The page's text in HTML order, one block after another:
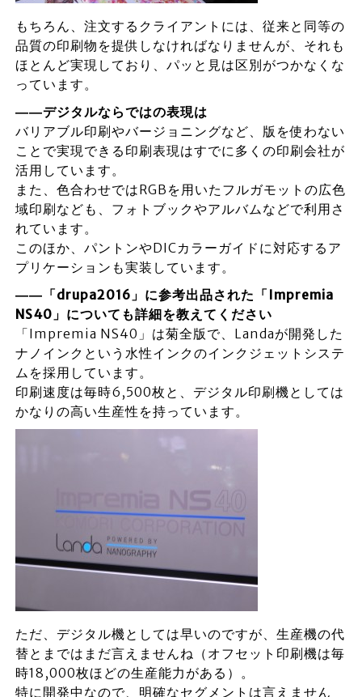
もちろん、注文するクライアントには、従来と同等の
品質の印刷物を提供しなければなりませんが、それも
ほとんど実現しており、パッと見は区別がつかなくな
っています。
――デジタルならではの表現は
バリアブル印刷やバージョニングなど、版を使わない
ことで実現できる印刷表現はすでに多くの印刷会社が
活用しています。
また、色合わせではRGBを用いたフルガモットの広色
域印刷なども、フォトブックやアルバムなどで利用さ
れています。
このほか、パントンやDICカラーガイドに対応するア
プリケーションも実装しています。
――「drupa2016 」に参考出品された「Impremia
NS40 」についても詳細を教えてください
「Impremia NS40」は菊全版で、Landaが開発した
ナノインクという水性インクのインクジェットシステ
ムを採用しています。
印刷速度は毎時6,500枚と、デジタル印刷機としては
かなりの高い生産性を持っています。
ただ、デジタル機としては早いのですが、生産機の代
替とまではまだ言えませんね（オフセット印刷機は毎
時18,000枚ほどの生産能力がある）。
特に開発中なので、明確なセグメントは言えません